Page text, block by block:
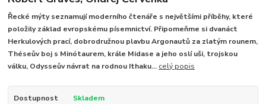
Řecké mýty seznamují moderního čtenáře s největšími příběhy, které
položily základ evropskému písemnictví. Připomeňme si dvanáct
Herkulových prací, dobrodružnou plavbu Argonautů za zlatým rounem,
Théseův boj s Minótaurem, krále Midase a jeho oslí uši, trojskou
válku, Odysseův návrat na rodnou Ithaku... celý popis
Dostupnost Skladem